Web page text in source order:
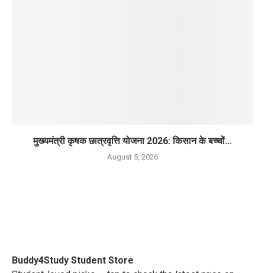
मुख्यमंत्री कृषक छात्रवृत्ति योजना 2026: किसान के बच्चों...
August 5, 2026
Buddy4Study Student Store